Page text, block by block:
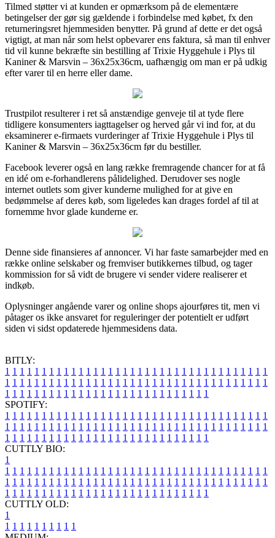
Tilmed støtter vi at kunden er opmærksom på de elementære
betingelser der gør sig gældende i forbindelse med købet, fx den
returneringsret hjemmesiden benytter. På grund af dette er det også
vigtigt, at man når som helst opbevarer ens faktura, så man til enhver
tid vil kunne bekræfte sin bestilling af Trixie Hyggehule i Plys til
Kaniner & Marsvin – 36x25x36cm, uafhængig om man er på udkig
efter varer til en herre eller dame.
Trustpilot resulterer i ret så anstændige genveje til at tyde flere
tidligere konsumenters iagttagelser og herved går vi ind for, at du
eksaminerer e-firmaets vurderinger af Trixie Hyggehule i Plys til
Kaniner & Marsvin – 36x25x36cm før du bestiller.
Facebook leverer også en lang række fremragende chancer for at få
en idé om e-forhandlerens pålidelighed. Derudover ses nogle
internet outlets som giver kunderne mulighed for at give en
bedømmelse af deres køb, som ligeledes kan drages fordel af til at
fornemme hvor glade kunderne er.
Denne side finansieres af annoncer. Vi har faste samarbejder med en
række online selskaber og fremviser butikkernes tilbud, og tager
kommission for så vidt de brugere vi sender videre realiserer et
indkøb.
Oplysninger angående varer og online shops ajourføres tit, men vi
påtager os ikke ansvaret for reguleringer der potentielt er udført
siden vi sidst opdaterede hjemmesidens data.
BITLY:
1 1 1 1 1 1 1 1 1 1 1 1 1 1 1 1 1 1 1 1 1 1 1 1 1 1 1 1 1 1 1 1 1 1 1 1
1 1 1 1 1 1 1 1 1 1 1 1 1 1 1 1 1 1 1 1 1 1 1 1 1 1 1 1 1 1 1 1 1 1 1 1
1 1 1 1 1 1 1 1 1 1 1 1 1 1 1 1 1 1 1 1 1 1 1 1 1 1 1 1
SPOTIFY:
1 1 1 1 1 1 1 1 1 1 1 1 1 1 1 1 1 1 1 1 1 1 1 1 1 1 1 1 1 1 1 1 1 1 1 1
1 1 1 1 1 1 1 1 1 1 1 1 1 1 1 1 1 1 1 1 1 1 1 1 1 1 1 1 1 1 1 1 1 1 1 1
1 1 1 1 1 1 1 1 1 1 1 1 1 1 1 1 1 1 1 1 1 1 1 1 1 1 1 1
CUTTLY BIO:
1
1 1 1 1 1 1 1 1 1 1 1 1 1 1 1 1 1 1 1 1 1 1 1 1 1 1 1 1 1 1 1 1 1 1 1 1
1 1 1 1 1 1 1 1 1 1 1 1 1 1 1 1 1 1 1 1 1 1 1 1 1 1 1 1 1 1 1 1 1 1 1 1
1 1 1 1 1 1 1 1 1 1 1 1 1 1 1 1 1 1 1 1 1 1 1 1 1 1 1 1
CUTTLY OLD:
1
1 1 1 1 1 1 1 1 1 1